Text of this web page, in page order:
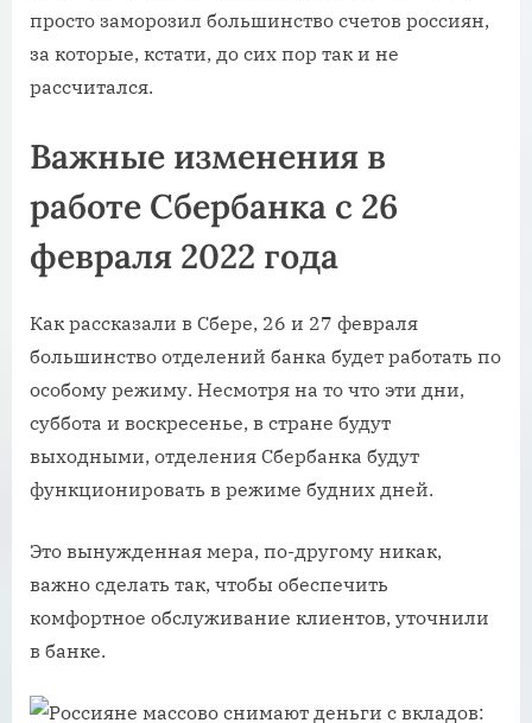
просто заморозил большинство счетов россиян,
за которые, кстати, до сих пор так и не
рассчитался.
Важные изменения в
работе Сбербанка с 26
февраля 2022 года
Как рассказали в Сбере, 26 и 27 февраля
большинство отделений банка будет работать по
особому режиму. Несмотря на то что эти дни,
суббота и воскресенье, в стране будут
выходными, отделения Сбербанка будут
функционировать в режиме будних дней.
Это вынужденная мера, по-другому никак,
важно сделать так, чтобы обеспечить
комфортное обслуживание клиентов, уточнили
в банке.